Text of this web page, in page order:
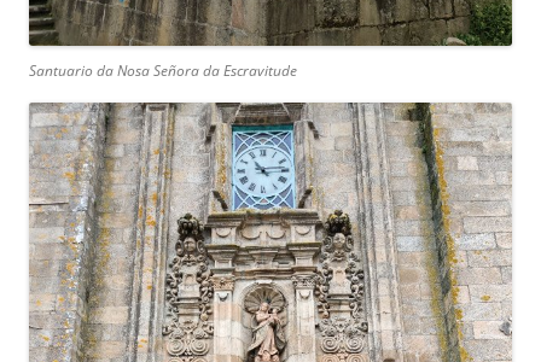
Santuario da Nosa Señora da Escravitude